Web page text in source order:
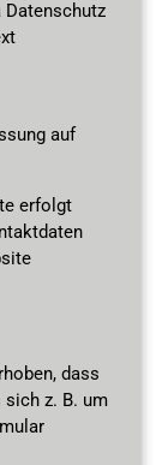
auf
erfolgt
dass
z. B. um